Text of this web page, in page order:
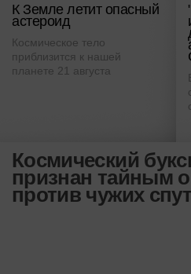
К Земле летит опасный
астероид
Космическое тело
приблизится к нашей
планете 21 августа
Космический
признан тайным
против чужих